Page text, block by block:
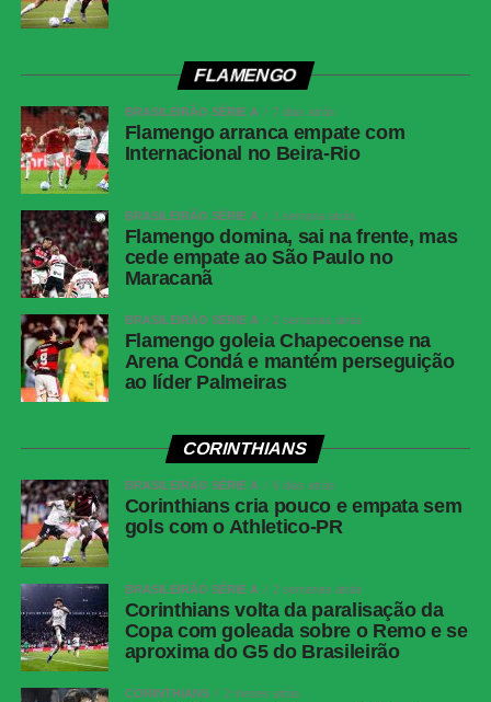
FLAMENGO
BRASILEIRÃO SÉRIE A 7 dias atrás
Flamengo arranca empate com
Internacional no Beira-Rio
BRASILEIRÃO SÉRIE A 1 semana atrás
Flamengo domina, sai na frente, mas
cede empate ao São Paulo no
Maracanã
BRASILEIRÃO SÉRIE A 2 semanas atrás
Flamengo goleia Chapecoense na
Arena Condá e mantém perseguição
ao líder Palmeiras
CORINTHIANS
BRASILEIRÃO SÉRIE A 6 dias atrás
Corinthians cria pouco e empata sem
gols com o Athletico-PR
BRASILEIRÃO SÉRIE A 2 semanas atrás
Corinthians volta da paralisação da
Copa com goleada sobre o Remo e se
aproxima do G5 do Brasileirão
CORINTHIANS 2 meses atrás